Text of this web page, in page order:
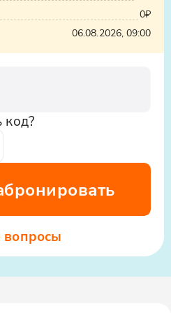
0₽
06.08.2026, 09:00
код?
вопросы